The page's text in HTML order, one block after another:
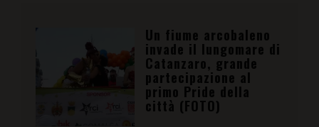
Un fiume arcobaleno
invade il lungomare di
Catanzaro, grande
partecipazione al
primo Pride della
città (FOTO)